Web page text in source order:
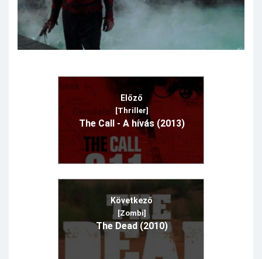
Előző
[Thriller]
The Call - A hívás (2013)
Következő
[Zombi]
The Dead (2010)